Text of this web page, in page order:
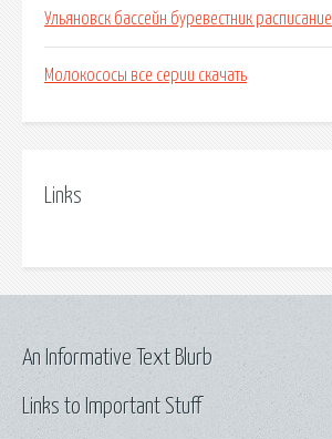
Ульяновск бассейн буревестник расписание
Молокососы все серии скачать
Links
Links to Important Stuff
An Informative Text Blurb